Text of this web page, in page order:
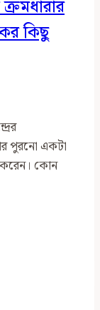
কিছু
পুরনো একটা
কোন